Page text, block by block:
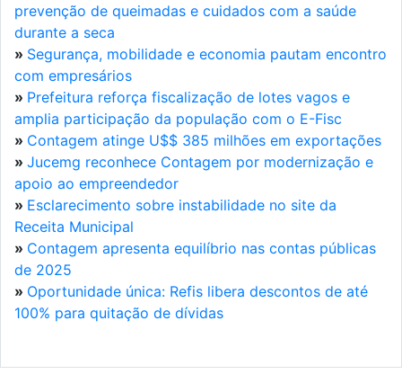
prevenção de queimadas e cuidados com a saúde
durante a seca
» Segurança, mobilidade e economia pautam encontro
com empresários
» Prefeitura reforça fiscalização de lotes vagos e
amplia participação da população com o E-Fisc
» Contagem atinge U$$ 385 milhões em exportações
» Jucemg reconhece Contagem por modernização e
apoio ao empreendedor
» Esclarecimento sobre instabilidade no site da
Receita Municipal
» Contagem apresenta equilíbrio nas contas públicas
de 2025
» Oportunidade única: Refis libera descontos de até
100% para quitação de dívidas